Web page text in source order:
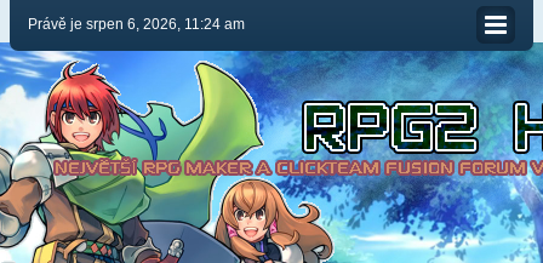
Právě je srpen 6, 2026, 11:24 am